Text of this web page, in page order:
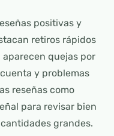
positivas y
retiros rápidos
quejas por
y problemas
reseñas como
para revisar bien
grandes.